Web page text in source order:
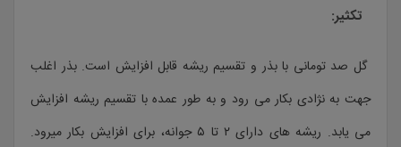
تکثیر:
گل صد تومانی با بذر و تقسیم ریشه قابل افزایش است. بذر اغلب
جهت به نژادی بکار می رود و به طور عمده با تقسیم ریشه افزایش
می یابد. ریشه های دارای ۲ تا ۵ جوانه، برای افزایش بکار میرود.